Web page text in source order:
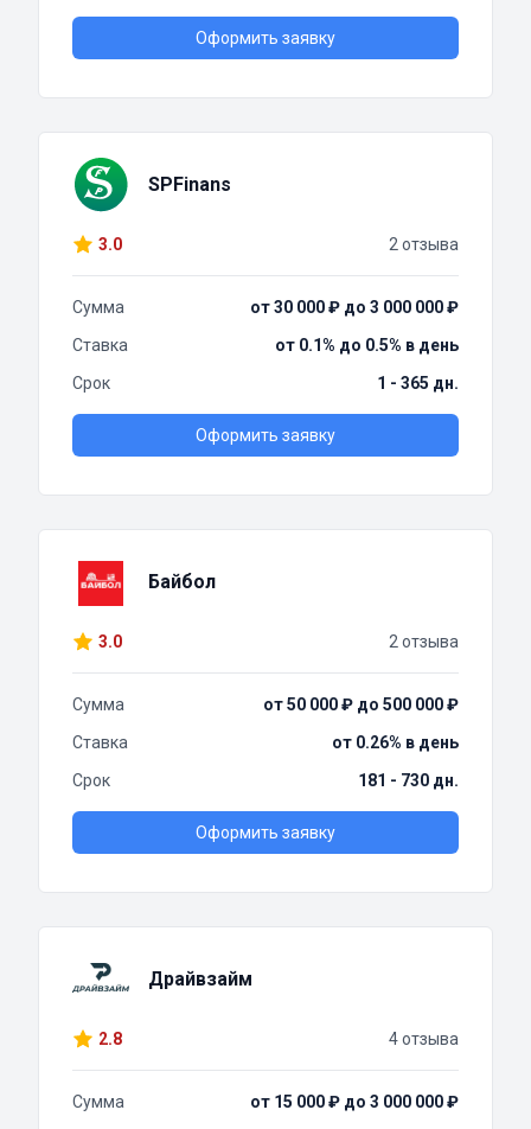
Оформить заявку
SPFinans
3.0 2 отзыва
Сумма
от 30 000 ₽ до 3 000 000 ₽
Ставка
от 0.1% до 0.5% в день
Срок
1 - 365 дн.
Оформить заявку
Байбол
3.0 2 отзыва
Сумма
от 50 000 ₽ до 500 000 ₽
Ставка
от 0.26% в день
Срок
181 - 730 дн.
Оформить заявку
Драйвзайм
2.8 4 отзыва
Сумма
от 15 000 ₽ до 3 000 000 ₽